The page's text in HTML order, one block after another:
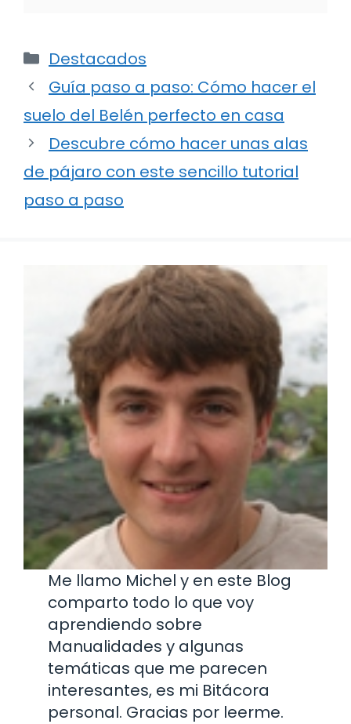
Categorías
Destacados
Guía paso a paso: Cómo hacer el
suelo del Belén perfecto en casa
Descubre cómo hacer unas alas
de pájaro con este sencillo tutorial
paso a paso
Me llamo Michel y en este Blog
comparto todo lo que voy
aprendiendo sobre
Manualidades y algunas
temáticas que me parecen
interesantes, es mi Bitácora
personal. Gracias por leerme.